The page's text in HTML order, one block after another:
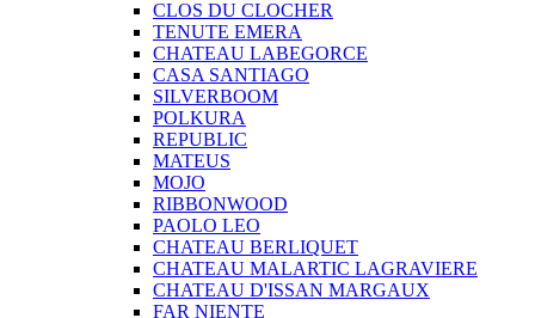
CLOS DU CLOCHER
TENUTE EMERA
CHATEAU LABEGORCE
CASA SANTIAGO
SILVERBOOM
POLKURA
REPUBLIC
MATEUS
MOJO
RIBBONWOOD
PAOLO LEO
CHATEAU BERLIQUET
CHATEAU MALARTIC LAGRAVIERE
CHATEAU D'ISSAN MARGAUX
FAR NIENTE